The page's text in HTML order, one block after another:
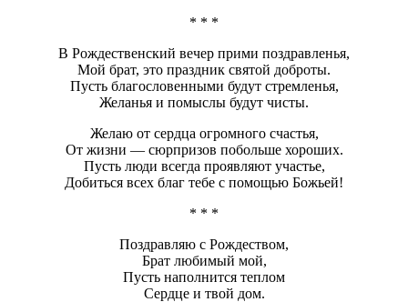
* * *
В Рождественский вечер прими поздравленья,
Мой брат, это праздник святой доброты.
Пусть благословенными будут стремленья,
Желанья и помыслы будут чисты.
Желаю от сердца огромного счастья,
От жизни — сюрпризов побольше хороших.
Пусть люди всегда проявляют участье,
Добиться всех благ тебе с помощью Божьей!
* * *
Поздравляю с Рождеством,
Брат любимый мой,
Пусть наполнится теплом
Сердце и твой дом.